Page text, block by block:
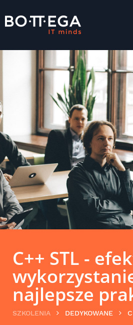
C++ STL -
najlepsze
SZKOLENIA DEDYKOWANE